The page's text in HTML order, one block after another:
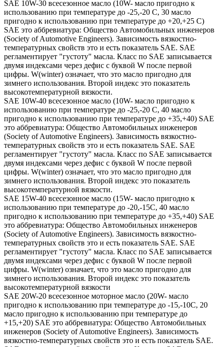
SAE 10W-30 всесезонное масло (10W- масло пригодно к
использованию при температуре до -25,-20 С, 30 масло
пригодно к использованию при температуре до +20,+25 С)
SAE это аббревиатура: Общество Автомобильных инженеров
(Society of Automotive Engineers). Зависимость вязкостно-
температурных свойств это и есть показатель SAE. SAE
регламентирует "густоту" масла. Класс по SAE записывается
двумя индексами через дефис с буквой W после первой
цифры. W(winter) означает, что это масло пригодно для
зимнего использования. Второй индекс это показатель
высокотемпературной вязкости.
SAE 10W-40 всесезонное масло (10W- масло пригодно к
использованию при температуре до -25,-20 С, 40 масло
пригодно к использованию при температуре до +35,+40) SAE
это аббревиатура: Общество Автомобильных инженеров
(Society of Automotive Engineers). Зависимость вязкостно-
температурных свойств это и есть показатель SAE. SAE
регламентирует "густоту" масла. Класс по SAE записывается
двумя индексами через дефис с буквой W после первой
цифры. W(winter) означает, что это масло пригодно для
зимнего использования. Второй индекс это показатель
высокотемпературной вязкости.
SAE 15W-40 всесезонное масло (15W- масло пригодно к
использованию при температуре до -20,-15С, 40 масло
пригодно к использованию при температуре до +35,+40) SAE
это аббревиатура: Общество Автомобильных инженеров
(Society of Automotive Engineers). Зависимость вязкостно-
температурных свойств это и есть показатель SAE. SAE
регламентирует "густоту" масла. Класс по SAE записывается
двумя индексами через дефис с буквой W после первой
цифры. W(winter) означает, что это масло пригодно для
зимнего использования. Второй индекс это показатель
высокотемпературной вязкости
SAE 20W-20 всесезонное моторное масло (20W- масло
пригодно к использованию при температуре до -15,-10С, 20
масло пригодно к использованию при температуре до
+15,+20) SAE это аббревиатура: Общество Автомобильных
инженеров (Society of Automotive Engineers). Зависимость
вязкостно-температурных свойств это и есть показатель SAE.